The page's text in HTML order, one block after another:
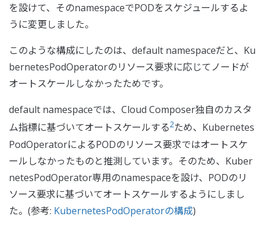
を設けて、そのnamespaceでPODをスケジュールするよ
うに変更しました。
このような構成にしたのは、default namespaceだと、Ku
bernetesPodOperatorのリソース要求に応じてノードが
オートスケールしなかったためです。
default namespaceでは、Cloud Composer独自のカスタ
ム指標に基づいてオートスケールする2ため、Kubernetes
PodOperatorによるPODのリソース要求ではオートスケ
ールしなかったものと推測しています。そのため、Kuber
netesPodOperator専用のnamespaceを設け、PODのリ
ソース要求に基づいてオートスケールするようにしまし
た。(参考: KubernetesPodOperatorの構成)